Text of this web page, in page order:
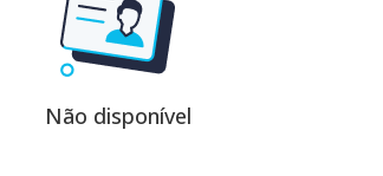
Não disponível